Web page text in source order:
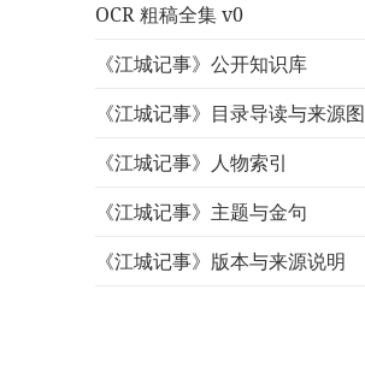
OCR 粗稿全集 v0
《江城记事》公开知识库
《江城记事》目录导读与来源图
《江城记事》人物索引
《江城记事》主题与金句
《江城记事》版本与来源说明